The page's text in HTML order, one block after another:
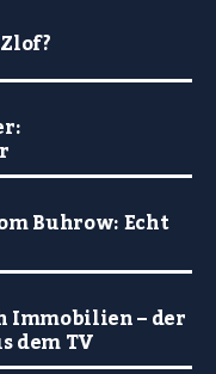
Buhrow: Echt
Immobilien – der
dem TV